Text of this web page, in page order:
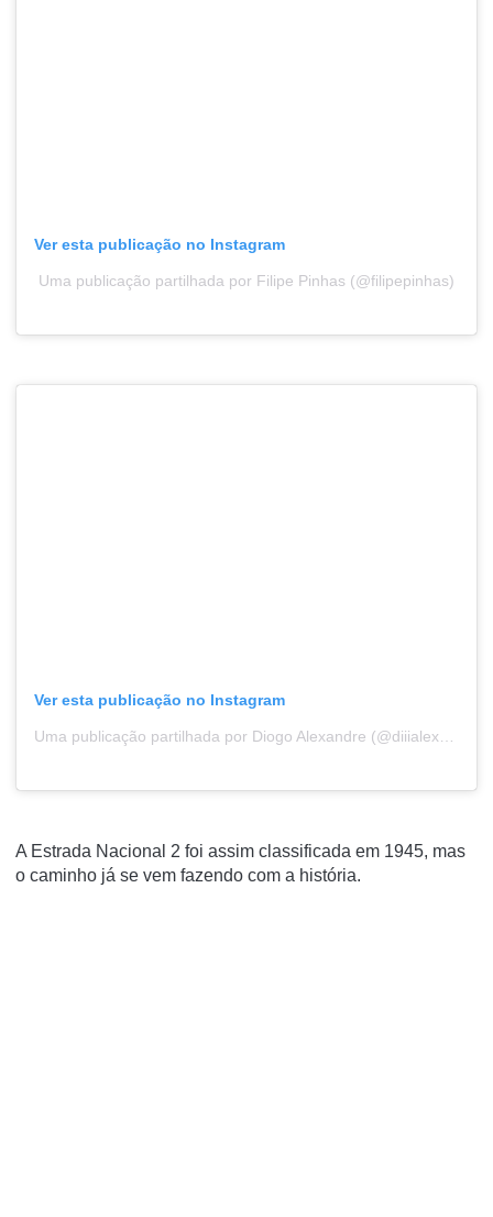
Ver esta publicação no Instagram
Uma publicação partilhada por Filipe Pinhas (@filipepinhas)
Ver esta publicação no Instagram
A Estrada Nacional 2 foi assim classificada em 1945, mas
o caminho já se vem fazendo com a história.